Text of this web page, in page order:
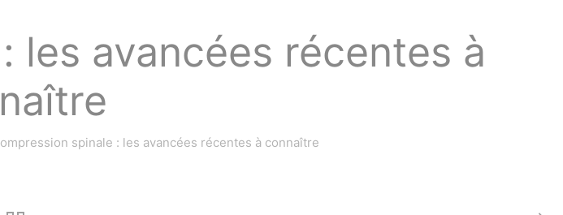
les avancées récentes à
spinale : les avancées récentes à connaître